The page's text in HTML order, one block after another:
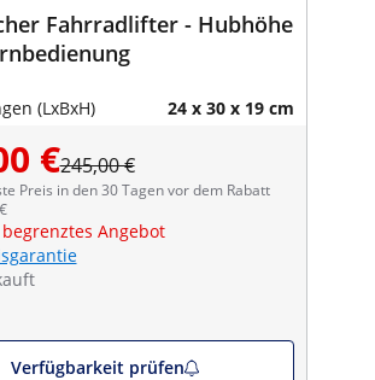
Fahrradlifter - Hubhöhe
(LxBxH) 24 x 30 x 19 cm
€245,00 €
Preis in den 30 Tagen vor dem Rabatt
Angebot
Verfügbarkeit prüfen